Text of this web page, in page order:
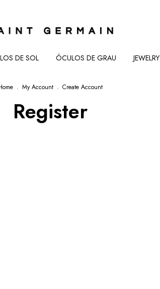
DE SOL ÓCULOS DE GRAU JEWELRY
. My Account . Create Account
Register